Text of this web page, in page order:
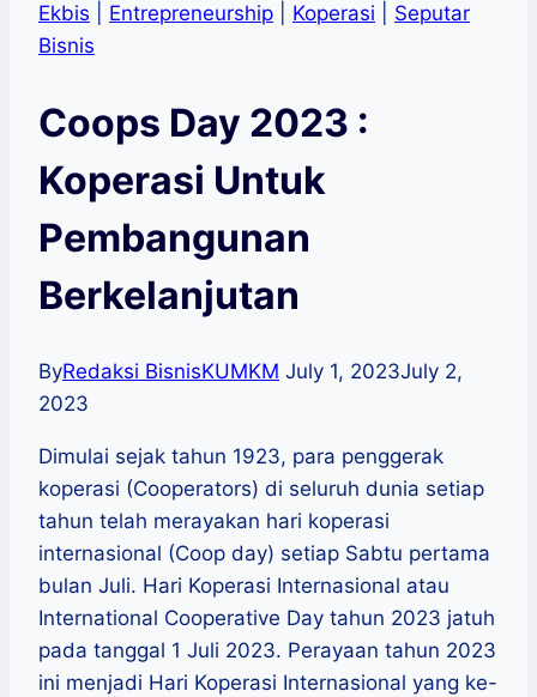
Ekbis Entrepreneurship Koperasi
Seputar
Bisnis
Coops Day 2023 :
Koperasi Untuk
Pembangunan
Berkelanjutan
ByRedaksi BisnisKUMKM July 1, 2023July 2,
2023
Dimulai sejak tahun 1923, para penggerak
koperasi (Cooperators) di seluruh dunia setiap
tahun telah merayakan hari koperasi
internasional (Coop day) setiap Sabtu pertama
bulan Juli. Hari Koperasi Internasional atau
International Cooperative Day tahun 2023 jatuh
pada tanggal 1 Juli 2023. Perayaan tahun 2023
ini menjadi Hari Koperasi Internasional yang ke-